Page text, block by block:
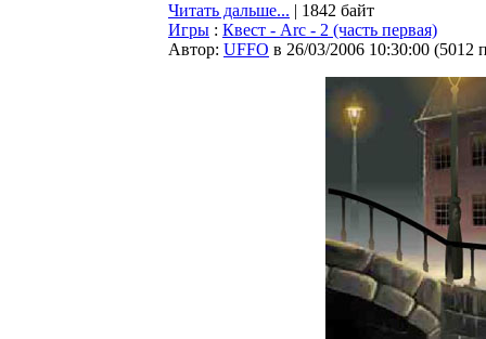
Читать дальше... | 1842 байт
Игры : Квест - Arc - 2 (часть первая)
Автор: UFFO в 26/03/2006 10:30:00 (5012